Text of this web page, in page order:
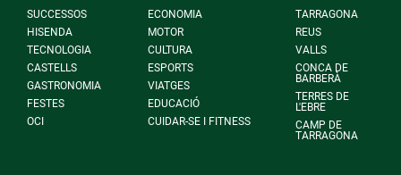
SUCCESSOS
ECONOMIA
HISENDA
MOTOR
TECNOLOGIA
CULTURA
CASTELLS
ESPORTS
GASTRONOMIA
VIATGES
FESTES
EDUCACIÓ
OCI
CUIDAR-SE I FITNESS
TARRAGONA
REUS
VALLS
CONCA DE
BARBERÀ
TERRES DE
L'EBRE
CAMP DE
TARRAGONA